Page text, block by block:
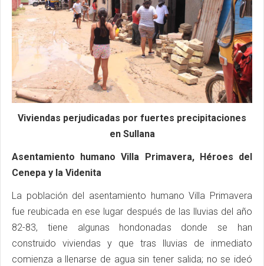
Viviendas perjudicadas por fuertes precipitaciones
en Sullana
Asentamiento humano Villa Primavera, Héroes del
Cenepa y la Videnita
La población del asentamiento humano Villa Primavera
fue reubicada en ese lugar después de las lluvias del año
82-83, tiene algunas hondonadas donde se han
construido viviendas y que tras lluvias de inmediato
comienza a llenarse de agua sin tener salida; no se ideó